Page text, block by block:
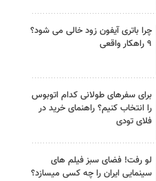
چرا باتری آیفون زود خالی می شود؟
۹ راهکار واقعی
برای سفرهای طولانی کدام اتوبوس
را انتخاب کنیم؟ راهنمای خرید در
فلای تودی
لو رفت! فضای سبز فیلم های
سینمایی ایران را چه کسی میسازد؟